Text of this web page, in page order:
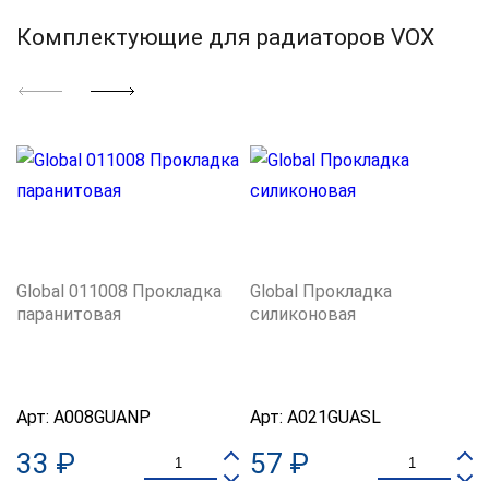
Комплектующие для радиаторов VOX
Global 011008 Прокладка
паранитовая
Арт: A008GUANP
33 ₽
Global Прокладка
силиконовая
Арт: A021GUASL
57 ₽